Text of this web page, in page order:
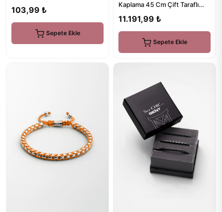
103,99 ₺
Sepete Ekle
Kaplama 45 Cm Çift Taraflı
11.191,99 ₺
Sepete Ekle